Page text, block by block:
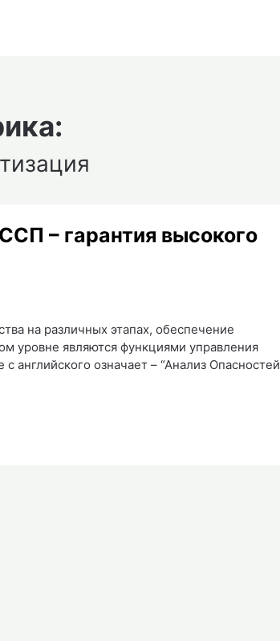
– гарантия высокого
на различных этапах, обеспечение
уровне являются функциями управления
означает – “Анализ Опасностей